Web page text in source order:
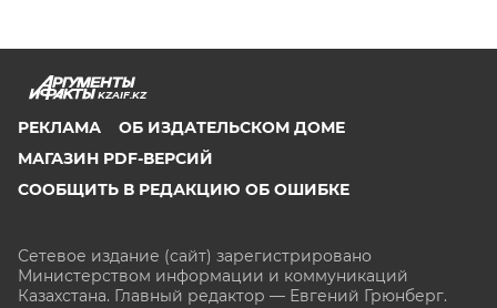
KZAIF.KZ
РЕКЛАМА
ОБ ИЗДАТЕЛЬСКОМ ДОМЕ
МАГАЗИН PDF-ВЕРСИЙ
СООБЩИТЬ В РЕДАКЦИЮ ОБ ОШИБКЕ
Сетевое издание (сайт) зарегистрировано
Министерством информации и коммуникаций
Казахстана. Главный редактор — Евгений Грюнберг.